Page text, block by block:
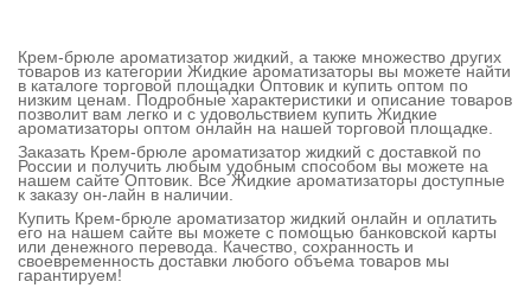
Крем-брюле ароматизатор жидкий, а также множество других
товаров из категории Жидкие ароматизаторы вы можете найти
в каталоге торговой площадки Оптовик и купить оптом по
низким ценам. Подробные характеристики и описание товаров
позволит вам легко и с удовольствием купить Жидкие
ароматизаторы оптом онлайн на нашей торговой площадке.
Заказать Крем-брюле ароматизатор жидкий с доставкой по
России и получить любым удобным способом вы можете на
нашем сайте Оптовик. Все Жидкие ароматизаторы доступные
к заказу он-лайн в наличии.
Купить Крем-брюле ароматизатор жидкий онлайн и оплатить
его на нашем сайте вы можете с помощью банковской карты
или денежного перевода. Качество, сохранность и
своевременность доставки любого объема товаров мы
гарантируем!